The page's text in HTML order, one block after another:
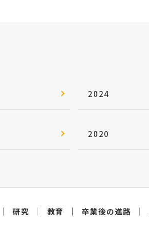
2024
2020
研究 教育 卒業後の進路